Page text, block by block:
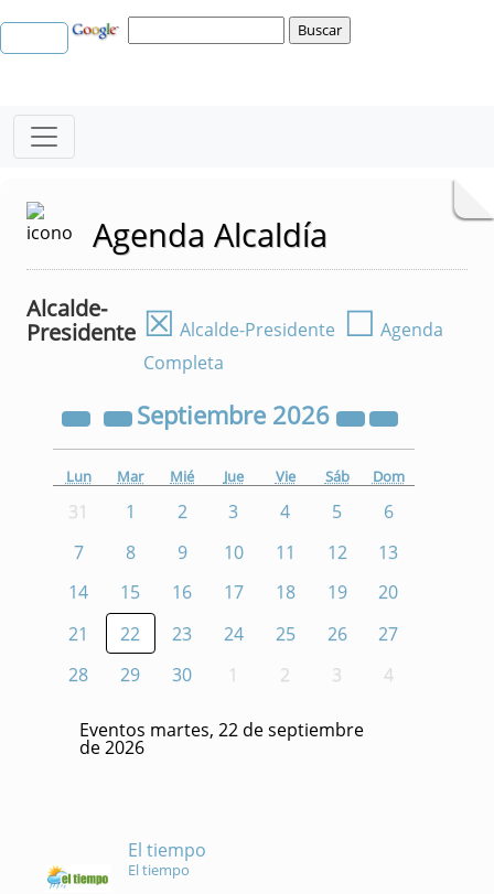
Agenda Alcaldía
Alcalde-
Presidente ☒ Alcalde-Presidente ☐ Agenda
Completa
Septiembre 2026
Lun Mar Mié Jue Vie Sáb Dom
31 1 2 3 4 5
6
7
8 9 10 11 12
13
14
15 16 17 18 19
20
21
22 23 24 25 26
27
28
29 30 1 2 3 4
Eventos martes, 22 de septiembre
de 2026
El tiempo
El tiempo